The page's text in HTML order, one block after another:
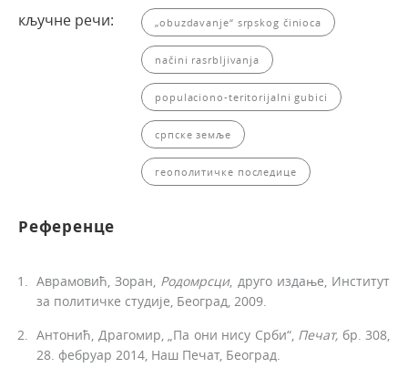
кључне речи: „obuzdavanje“ srpskog činioca
načini rasrbljivanja
populaciono-teritorijalni gubici
српске земље
геополитичке последице
Референце
Аврамовић, Зоран, Родомрсци, друго издање, Институт
за политичке студије, Београд, 2009.
Антонић, Драгомир, „Па они нису Срби“, Печат, бр. 308,
28. фебруар 2014, Наш Печат, Београд.